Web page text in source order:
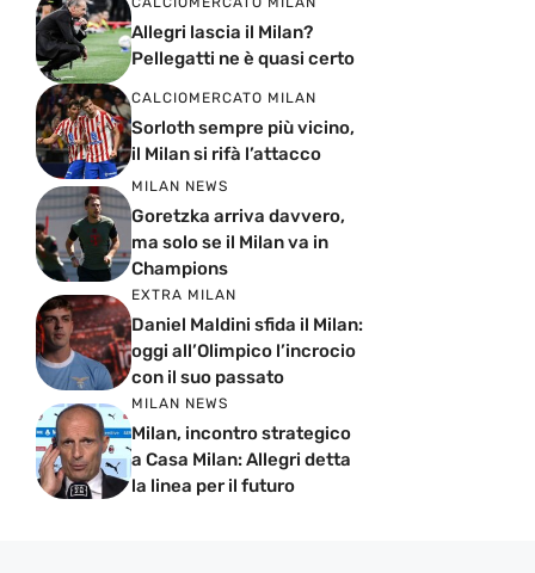
Allegri lascia il Milan?
Pellegatti ne è quasi certo
CALCIOMERCATO MILAN
Sorloth sempre più vicino,
il Milan si rifà l’attacco
MILAN NEWS
Goretzka arriva davvero,
ma solo se il Milan va in
Champions
EXTRA MILAN
Daniel Maldini sfida il Milan:
oggi all’Olimpico l’incrocio
con il suo passato
MILAN NEWS
Milan, incontro strategico
a Casa Milan: Allegri detta
la linea per il futuro